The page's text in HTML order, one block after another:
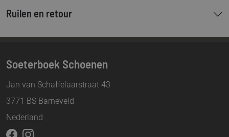
Ruilen en retour
Soeterboek Schoenen
Jan van Schaffelaarstraat 43
3771 BS Barneveld
Nederland